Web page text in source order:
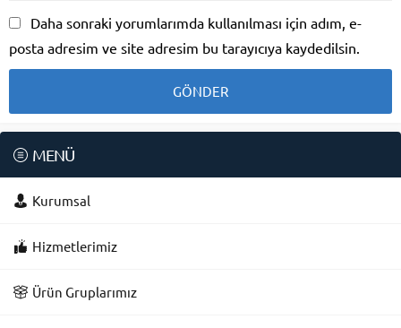
Daha sonraki yorumlarımda kullanılması için adım, e-
posta adresim ve site adresim bu tarayıcıya kaydedilsin.
MENÜ
Kurumsal
Hizmetlerimiz
Ürün Gruplarımız